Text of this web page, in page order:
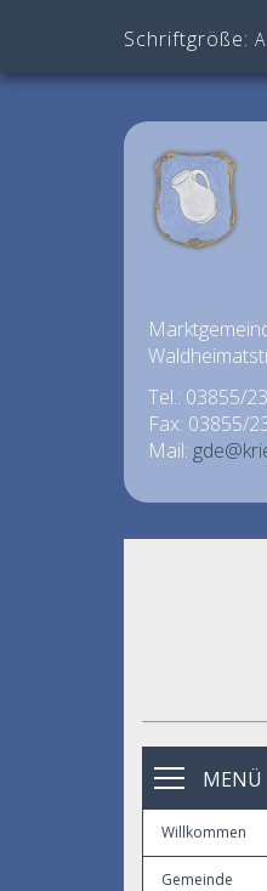
Schriftgröße: A
Tel.: 03855/
Fax: 03855/
Mail:
MENÜ
Willkommen
Gemeinde